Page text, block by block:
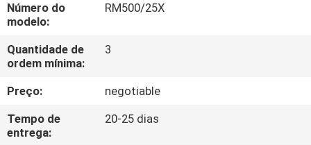
VISITA
À
FÁBRICA
CONTROLE
DE
Número do
modelo:
RM500/25X
Quantidade de
ordem mínima:
3
Preço:
negotiable
Tempo de
entrega:
20-25 dias